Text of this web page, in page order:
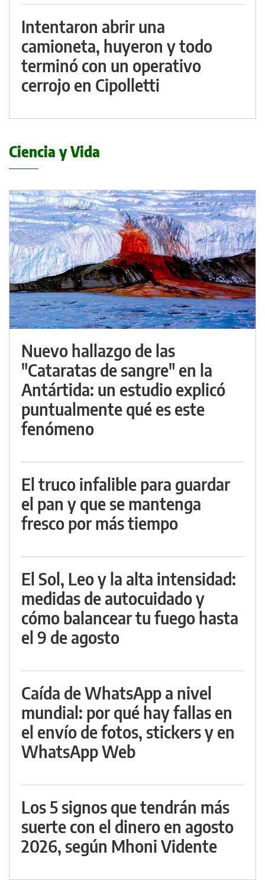
Intentaron abrir una
camioneta, huyeron y todo
terminó con un operativo
cerrojo en Cipolletti
Ciencia y Vida
Nuevo hallazgo de las
"Cataratas de sangre" en la
Antártida: un estudio explicó
puntualmente qué es este
fenómeno
El truco infalible para guardar
el pan y que se mantenga
fresco por más tiempo
El Sol, Leo y la alta intensidad:
medidas de autocuidado y
cómo balancear tu fuego hasta
el 9 de agosto
Caída de WhatsApp a nivel
mundial: por qué hay fallas en
el envío de fotos, stickers y en
WhatsApp Web
Los 5 signos que tendrán más
suerte con el dinero en agosto
2026, según Mhoni Vidente